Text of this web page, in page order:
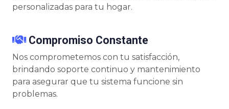
personalizadas para tu hogar.
Compromiso Constante
Nos comprometemos con tu satisfacción,
brindando soporte continuo y mantenimiento
para asegurar que tu sistema funcione sin
problemas.